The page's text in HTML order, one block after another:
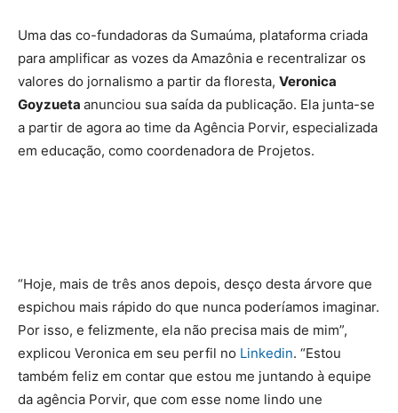
Uma das co-fundadoras da Sumaúma, plataforma criada
para amplificar as vozes da Amazônia e recentralizar os
valores do jornalismo a partir da floresta, Veronica
Goyzueta anunciou sua saída da publicação. Ela junta-se
a partir de agora ao time da Agência Porvir, especializada
em educação, como coordenadora de Projetos.
“Hoje, mais de três anos depois, desço desta árvore que
espichou mais rápido do que nunca poderíamos imaginar.
Por isso, e felizmente, ela não precisa mais de mim”,
explicou Veronica em seu perfil no Linkedin. “Estou
também feliz em contar que estou me juntando à equipe
da agência Porvir, que com esse nome lindo une